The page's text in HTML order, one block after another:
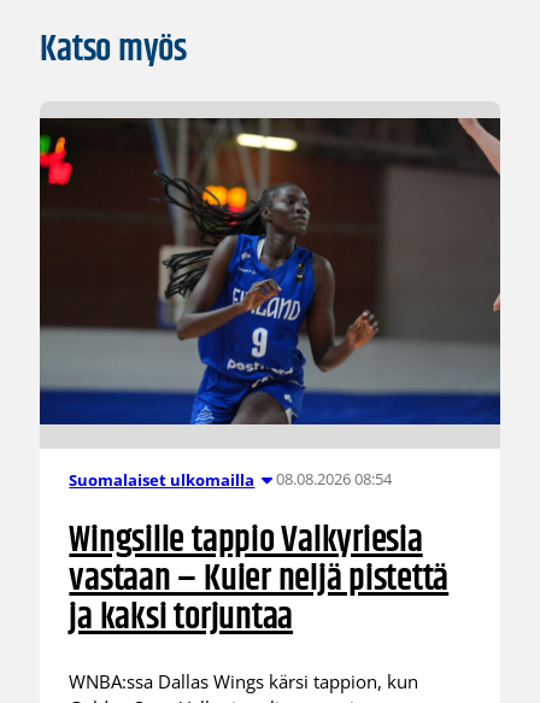
Katso myös
Suomalaiset ulkomailla 08.08.2026 08:54
Wingsille tappio Valkyriesia
vastaan – Kuier neljä pistettä
ja kaksi torjuntaa
WNBA:ssa Dallas Wings kärsi tappion, kun